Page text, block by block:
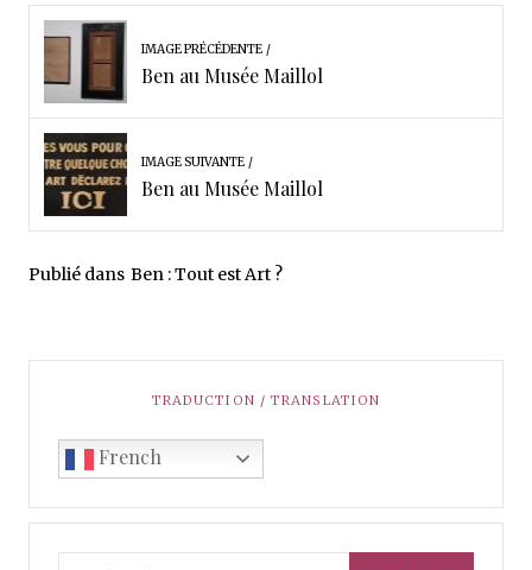
IMAGE PRÉCÉDENTE
Ben au Musée Maillol
IMAGE SUIVANTE
Ben au Musée Maillol
Publié dans Ben : Tout est Art ?
TRADUCTION / TRANSLATION
French